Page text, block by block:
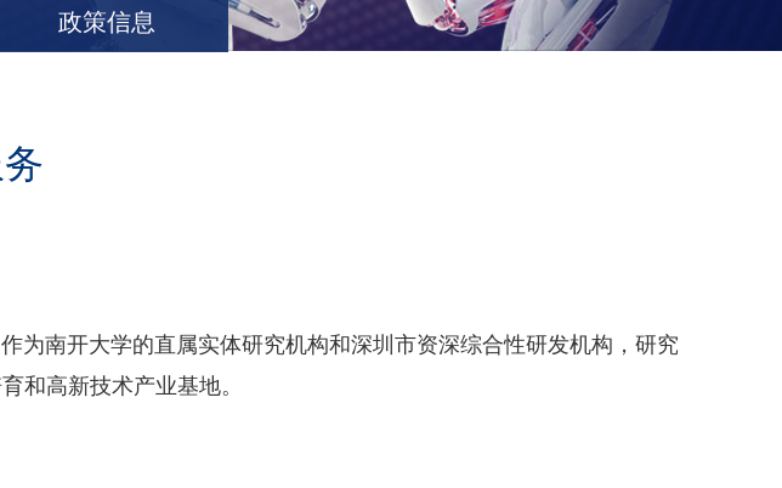
政策信息
为南开大学的直属实体研究机构和深圳市资深综合性研发机构，研究
和高新技术产业基地。